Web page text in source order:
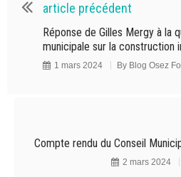
article précédent
Réponse de Gilles Mergy à la
municipale sur la construction
1 mars 2024 By Blog Osez
Compte rendu du Conseil
2 mars 2024